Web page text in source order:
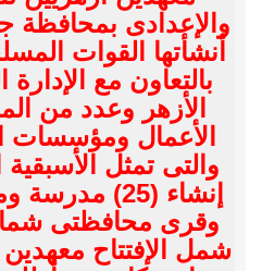
والإعدادى بمحافظة
أنشأتها القوات
بالتعاون مع
الأزهر وعدد من
الأعمال ومؤسسات
والتى تمثل
إنشاء (25)
وقرى محافظتى
شمل الإفتتاح